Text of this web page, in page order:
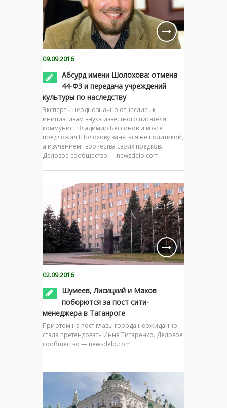
09.09.2016
Абсурд имени Шолохова: отмена
44-ФЗ и передача учреждений
культуры по наследству
Эксперты неоднозначно отнеслись к
инициативам внука известного писателя,
коммунист Владимир Бессонов и вовсе
предложил Шолохову заняться не политикой,
а изучением творчества своих предков.
Деловое сообщество — newsdelo.com
02.09.2016
Шумеев, Лисицкий и Махов
поборются за пост сити-
менеджера в Таганроге
При этом на пост главы города неожиданно
стала претендовать Инна Титаренко. Деловое
сообщество — newsdelo.com